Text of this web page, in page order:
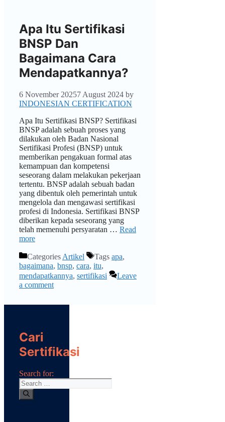
Apa Itu Sertifikasi
BNSP Dan
Bagaimana Cara
Mendapatkannya?
6 November 20257 August 2024 by
INDONESIAN CERTIFICATION
Apa Itu Sertifikasi BNSP? Sertifikasi
BNSP adalah sebuah proses yang
dilakukan oleh Badan Nasional
Sertifikasi Profesi (BNSP) untuk
memberikan pengakuan formal atas
kemampuan dan kompetensi
seseorang dalam melakukan pekerjaan
tertentu. BNSP adalah sebuah badan
yang dibentuk oleh pemerintah untuk
mengelola dan mengawasi sertifikasi
profesi di Indonesia. Sertifikasi BNSP
diberikan kepada seseorang yang
telah memenuhi persyaratan … Read
more
Categories Artikel Tags apa,
bagaimana, bnsp, cara, itu,
mendapatkannya, sertifikasi
Leave
a comment
Cari
Sertifikasi
Search for: